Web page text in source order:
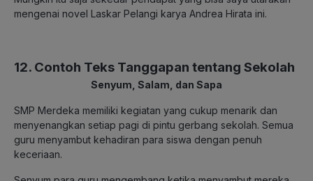
mengenai novel Laskar Pelangi karya Andrea Hirata ini.
12. Contoh Teks Tanggapan tentang Sekolah
Senyum, Salam, dan Sapa
SMP Merdeka memiliki kegiatan yang cukup menarik dan
menyenangkan setiap pagi di pintu gerbang sekolah. Semua
guru menyambut kehadiran para siswa dengan penuh
keceriaan.